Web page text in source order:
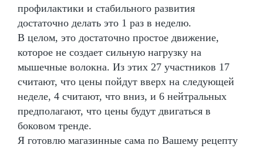
профилактики и стабильного развития
достаточно делать это 1 раз в неделю.
В целом, это достаточно простое движение,
которое не создает сильную нагрузку на
мышечные волокна. Из этих 27 участников 17
считают, что цены пойдут вверх на следующей
неделе, 4 считают, что вниз, и 6 нейтральных
предполагают, что цены будут двигаться в
боковом тренде.
Я готовлю магазинные сама по Вашему рецепту